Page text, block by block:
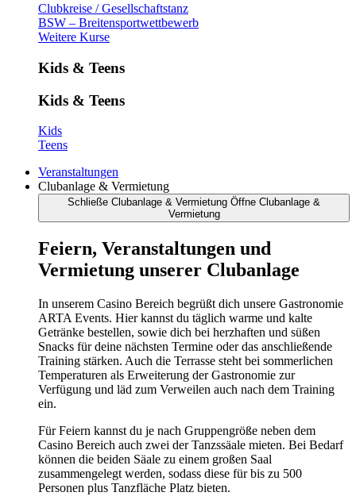
Clubkreise / Gesellschaftstanz
BSW – Breitensportwettbewerb
Weitere Kurse
Kids & Teens
Kids & Teens
Kids
Teens
Veranstaltungen
Clubanlage & Vermietung
Schließe Clubanlage & Vermietung Öffne Clubanlage &
Vermietung
Feiern, Veranstaltungen und
Vermietung unserer Clubanlage
In unserem Casino Bereich begrüßt dich unsere Gastronomie
ARTA Events. Hier kannst du täglich warme und kalte
Getränke bestellen, sowie dich bei herzhaften und süßen
Snacks für deine nächsten Termine oder das anschließende
Training stärken. Auch die Terrasse steht bei sommerlichen
Temperaturen als Erweiterung der Gastronomie zur
Verfügung und läd zum Verweilen auch nach dem Training
ein.
Für Feiern kannst du je nach Gruppengröße neben dem
Casino Bereich auch zwei der Tanzssäale mieten. Bei Bedarf
können die beiden Säale zu einem großen Saal
zusammengelegt werden, sodass diese für bis zu 500
Personen plus Tanzfläche Platz bieten.